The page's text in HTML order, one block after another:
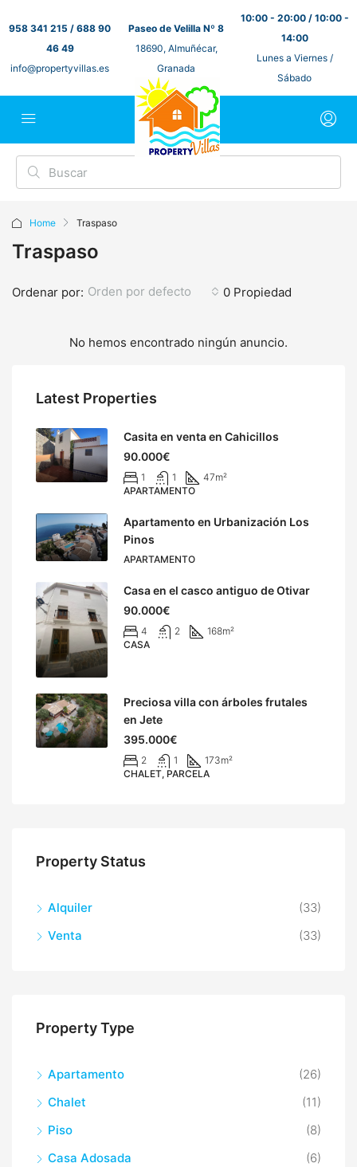
958 341 215 / 688 90
46 49
info@propertyvillas.es
Paseo de Velilla Nº 8
18690, Almuñécar,
Granada
10:00 - 20:00 / 10:00 -
14:00
Lunes a Viernes /
Sábado
Home Traspaso
Traspaso
0 Propiedad
Ordenar por: Orden por defecto
No hemos encontrado ningún anuncio.
Latest Properties
Casita en venta en Cahicillos
90.000€
1 1 47m²
APARTAMENTO
Apartamento en Urbanización Los
Pinos
APARTAMENTO
Casa en el casco antiguo de Otivar
90.000€
4 2 168m²
CASA
Preciosa villa con árboles frutales
en Jete
395.000€
2 1 173m²
CHALET, PARCELA
Property Status
Alquiler
(33)
Venta
(33)
Property Type
Apartamento
(26)
Chalet
(11)
Piso
(8)
Casa Adosada
(6)